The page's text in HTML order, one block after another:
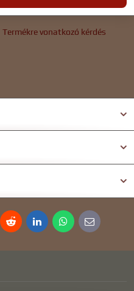
Termékre vonatkozó kérdés
RedditLinkedInWhatsApp
E-
mail